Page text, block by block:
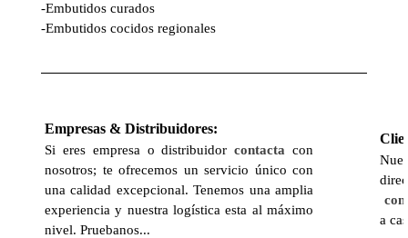
-Embutidos curados
-Embutidos cocidos regionales
Empresas & Distribuidores:
Si eres empresa o distribuidorcontacta con
nosotros; te ofrecemos un servicio único con
una calidad excepcional. Tenemos una amplia
experiencia y nuestra logística esta al máximo
nivel. Pruebanos...
a